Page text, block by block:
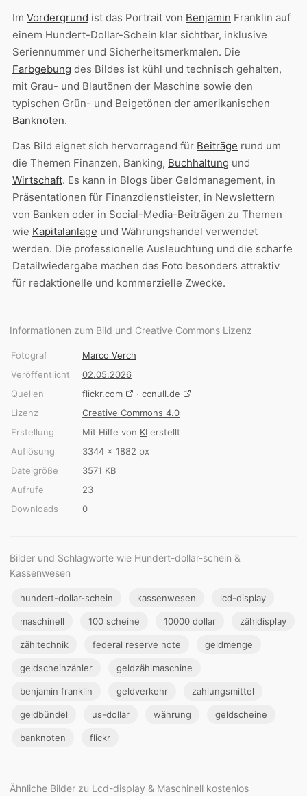
Im Vordergrund ist das Portrait von Benjamin Franklin auf
einem Hundert-Dollar-Schein klar sichtbar, inklusive
Seriennummer und Sicherheitsmerkmalen. Die
Farbgebung des Bildes ist kühl und technisch gehalten,
mit Grau- und Blautönen der Maschine sowie den
typischen Grün- und Beigetönen der amerikanischen
Banknoten.
Das Bild eignet sich hervorragend für Beiträge rund um
die Themen Finanzen, Banking, Buchhaltung und
Wirtschaft. Es kann in Blogs über Geldmanagement, in
Präsentationen für Finanzdienstleister, in Newslettern
von Banken oder in Social-Media-Beiträgen zu Themen
wie Kapitalanlage und Währungshandel verwendet
werden. Die professionelle Ausleuchtung und die scharfe
Detailwiedergabe machen das Foto besonders attraktiv
für redaktionelle und kommerzielle Zwecke.
Informationen zum Bild und Creative Commons Lizenz
Fotograf
Marco Verch
Veröffentlicht
02.05.2026
Quellen
flickr.com · ccnull.de
Lizenz
Creative Commons 4.0
Erstellung
Mit Hilfe von KI erstellt
Auflösung
3344 × 1882 px
Dateigröße
3571 KB
Aufrufe
23
Downloads
0
Bilder und Schlagworte wie Hundert-dollar-schein &
Kassenwesen
hundert-dollar-schein kassenwesen lcd-display
maschinell 100 scheine 10000 dollar zähldisplay
zähltechnik federal reserve note geldmenge
geldscheinzähler geldzählmaschine
benjamin franklin geldverkehr zahlungsmittel
geldbündel us-dollar währung geldscheine
banknoten flickr
Ähnliche Bilder zu Lcd-display & Maschinell kostenlos